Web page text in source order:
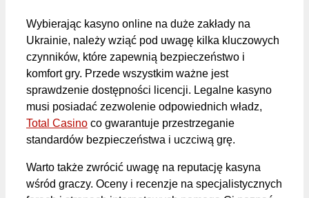
Wybierając kasyno online na duże zakłady na
Ukrainie, należy wziąć pod uwagę kilka kluczowych
czynników, które zapewnią bezpieczeństwo i
komfort gry. Przede wszystkim ważne jest
sprawdzenie dostępności licencji. Legalne kasyno
musi posiadać zezwolenie odpowiednich władz,
Total Casino co gwarantuje przestrzeganie
standardów bezpieczeństwa i uczciwą grę.
Warto także zwrócić uwagę na reputację kasyna
wśród graczy. Oceny i recenzje na specjalistycznych